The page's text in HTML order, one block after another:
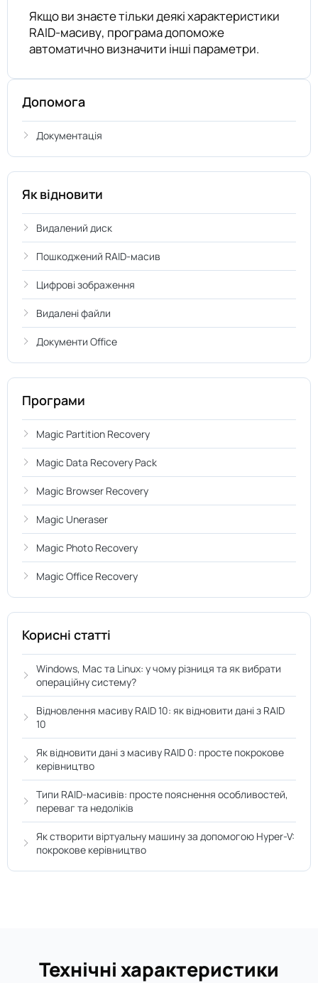
Якщо ви знаєте тільки деякі характеристики
RAID-масиву, програма допоможе
автоматично визначити інші параметри.
Допомога
Документація
Як відновити
Видалений диск
Пошкоджений RAID-масив
Цифрові зображення
Видалені файли
Документи Office
Програми
Magic Partition Recovery
Magic Data Recovery Pack
Magic Browser Recovery
Magic Uneraser
Magic Photo Recovery
Magic Office Recovery
Корисні статті
Windows, Mac та Linux: у чому різниця та як вибрати
операційну систему?
Відновлення масиву RAID 10: як відновити дані з RAID
10
Як відновити дані з масиву RAID 0: просте покрокове
керівництво
Типи RAID-масивів: просте пояснення особливостей,
переваг та недоліків
Як створити віртуальну машину за допомогою Hyper-V:
покрокове керівництво
Технічні характеристики